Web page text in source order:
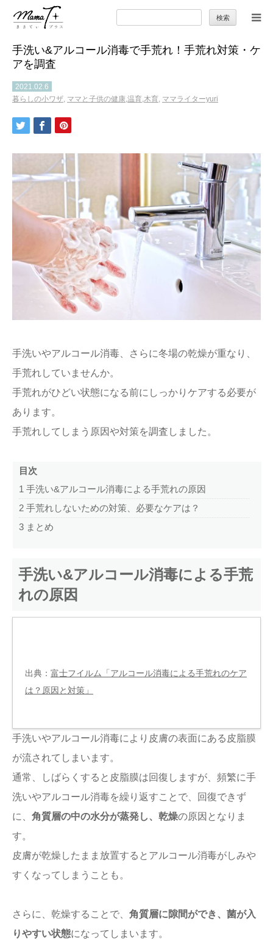
索:
手洗い&アルコール消毒で手荒れ！手荒れ対策・ケ
アを調査
2021.02.6
暮らしの小ワザ, ママと子供の健康,温育,木育, ママライターyuri
手洗いやアルコール消毒、さらに冬場の乾燥が重なり、
手荒れしていませんか。
手荒れがひどい状態になる前にしっかりケアする必要が
あります。
手荒れしてしまう原因や対策を調査しました。
目次
1 手洗い&アルコール消毒による手荒れの原因
2 手荒れしないための対策、必要なケアは？
3 まとめ
手洗い&アルコール消毒による手荒
れの原因
出典： 富士フイルム「アルコール消毒による手荒れのケア
は？原因と対策」
手洗いやアルコール消毒により皮膚の表面にある皮脂膜
が流されてしまいます。
通常、しばらくすると皮脂膜は回復しますが、頻繁に手
洗いやアルコール消毒を繰り返すことで、回復できず
に、 角質層の中の水分が蒸発し、乾燥の原因となりま
す。
皮膚が乾燥したまま放置するとアルコール消毒がしみや
すくなってしまうことも。
さらに、乾燥することで、 角質層に隙間ができ、菌が入
りやすい状態になってしまいます。
トップ
ママのカラダとココロ
セカンドキャリア
暮らしの小ワザ
季節の行事やお出かけ
特集
ままてぃ編集部